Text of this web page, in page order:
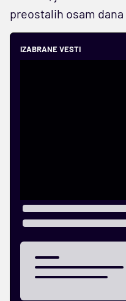
preostalih osam
IZABRANE VESTI